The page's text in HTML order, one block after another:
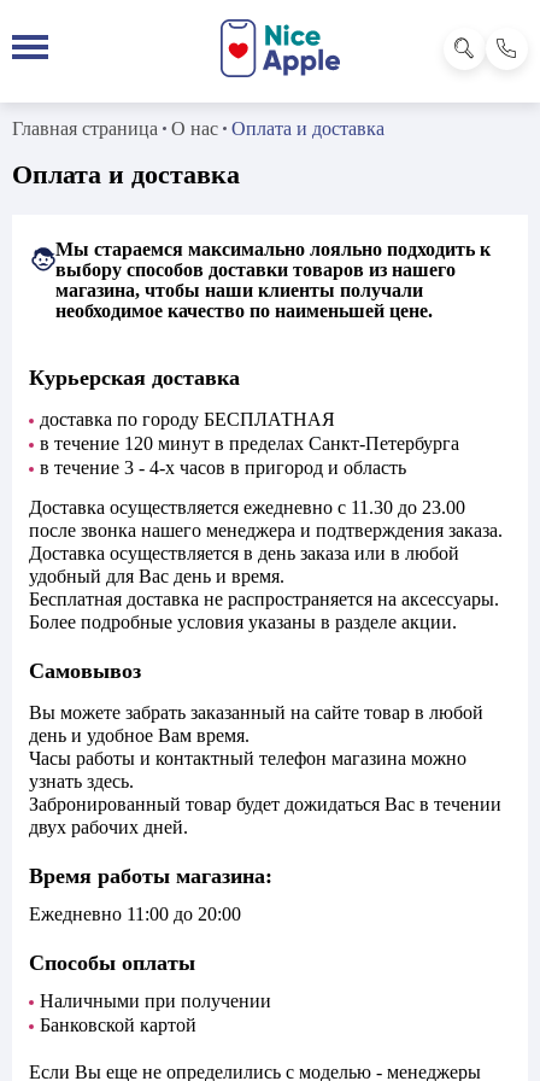
Главная страница О нас Оплата и доставка
Оплата и доставка
Мы стараемся максимально лояльно подходить к
выбору способов доставки товаров из нашего
магазина, чтобы наши клиенты получали
необходимое качество по наименьшей цене.
Курьерская доставка
доставка по городу БЕСПЛАТНАЯ
в течение 120 минут в пределах Санкт-Петербурга
в течение 3 - 4-х часов в пригород и область
Доставка осуществляется ежедневно с 11.30 до 23.00
после звонка нашего менеджера и подтверждения заказа.
Доставка осуществляется в день заказа или в любой
удобный для Вас день и время.
Бесплатная доставка не распространяется на аксессуары.
Более подробные условия указаны в разделе акции.
Самовывоз
Вы можете забрать заказанный на сайте товар в любой
день и удобное Вам время.
Часы работы и контактный телефон магазина можно
узнать здесь.
Забронированный товар будет дожидаться Вас в течении
двух рабочих дней.
Время работы магазина:
Ежедневно 11:00 до 20:00
Способы оплаты
Наличными при получении
Банковской картой
Если Вы еще не определились с моделью - менеджеры